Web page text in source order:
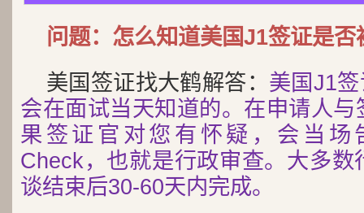
问题：怎么知道美国J1签证是
美国签证找大鹤解答： 美国J1
会在面试当天知道的。在申请人
果签证官对您有怀疑，会当场
Check，也就是行政审查。大多数
谈结束后30-60天内完成。